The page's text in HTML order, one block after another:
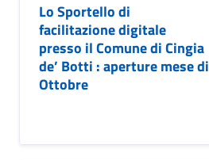
Lo Sportello di
facilitazione digitale
presso il Comune di Cingia
de’ Botti : aperture mese di
Ottobre